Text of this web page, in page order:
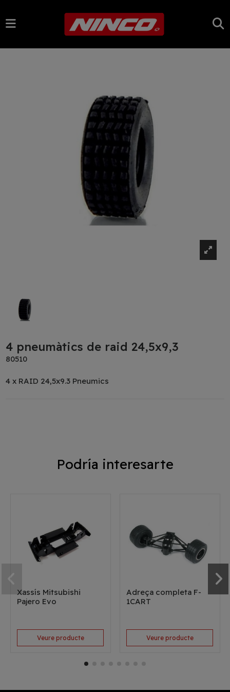
4 pneumàtics de raid 24,5x9,3
80510
4 x RAID 24,5x9.3 Pneumics
Podría interesarte
Xassís Mitsubishi
Pajero Evo
Veure producte
Adreça completa F-
1CART
Veure producte